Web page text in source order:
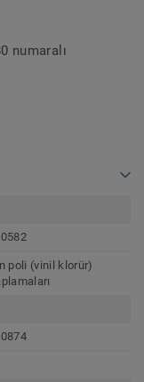
numaralı
poli (vinil klorür)